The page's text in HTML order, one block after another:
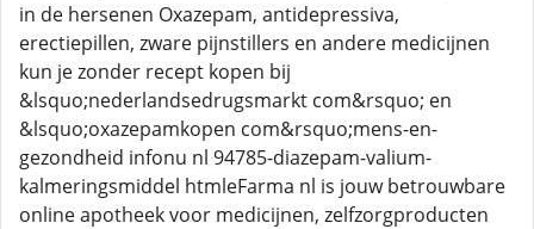
in de hersenen Oxazepam, antidepressiva,
erectiepillen, zware pijnstillers en andere medicijnen
kun je zonder recept kopen bij
&lsquo;nederlandsedrugsmarkt com&rsquo; en
&lsquo;oxazepamkopen com&rsquo;mens-en-
gezondheid infonu nl 94785-diazepam-valium-
kalmeringsmiddel htmleFarma nl is jouw betrouwbare
online apotheek voor medicijnen, zelfzorgproducten